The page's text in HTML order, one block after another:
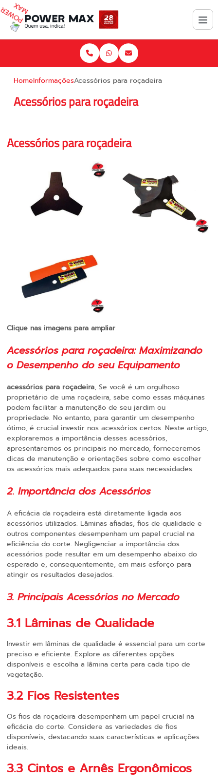
HomeInformaçõesAcessórios para roçadeira
Acessórios para roçadeira
Acessórios para roçadeira
Clique nas imagens para ampliar
Acessórios para roçadeira: Maximizando
o Desempenho do seu Equipamento
acessórios para roçadeira, Se você é um orgulhoso
proprietário de uma roçadeira, sabe como essas máquinas
podem facilitar a manutenção de seu jardim ou
propriedade. No entanto, para garantir um desempenho
ótimo, é crucial investir nos acessórios certos. Neste artigo,
exploraremos a importância desses acessórios,
apresentaremos os principais no mercado, forneceremos
dicas de manutenção e orientações sobre como escolher
os acessórios mais adequados para suas necessidades.
2. Importância dos Acessórios
A eficácia da roçadeira está diretamente ligada aos
acessórios utilizados. Lâminas afiadas, fios de qualidade e
outros componentes desempenham um papel crucial na
eficiência do corte. Negligenciar a importância dos
acessórios pode resultar em um desempenho abaixo do
esperado e, consequentemente, em mais esforço para
atingir os resultados desejados.
3. Principais Acessórios no Mercado
3.1 Lâminas de Qualidade
Investir em lâminas de qualidade é essencial para um corte
preciso e eficiente. Explore as diferentes opções
disponíveis e escolha a lâmina certa para cada tipo de
vegetação.
3.2 Fios Resistentes
Os fios da roçadeira desempenham um papel crucial na
eficácia do corte. Considere as variedades de fios
disponíveis, destacando suas características e aplicações
ideais.
3.3 Cintos e Arnês Ergonômicos